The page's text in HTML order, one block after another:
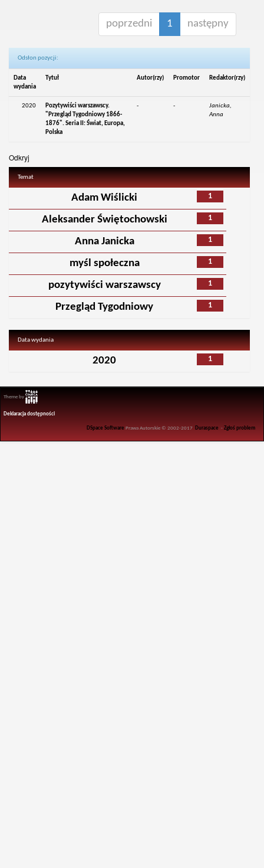
poprzedni 1 następny
Odsłon pozycji:
Data
wydania
Tytuł Autor(rzy) Promotor Redaktor(rzy)
2020
Pozytywiści warszawscy.
"Przegląd Tygodniowy 1866-
1876". Seria II: Świat, Europa,
Polska
- -
Janicka,
Anna
Odkryj
Temat
1
Adam Wiślicki
1
Aleksander Świętochowski
1
Anna Janicka
1
myśl społeczna
1
pozytywiści warszawscy
1
Przegląd Tygodniowy
Data wydania
1
2020
Theme by
Deklaracja dostępności
DSpace Software Prawa Autorskie © 2002-2017 Duraspace -Zgłoś problem